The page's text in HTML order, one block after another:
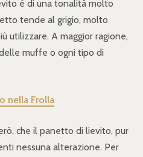
è di una tonalità molto
tende al grigio, molto
utilizzare. A maggior ragione,
muffe o ogni tipo di
nella Frolla
che il panetto di lievito, pur
nessuna alterazione. Per